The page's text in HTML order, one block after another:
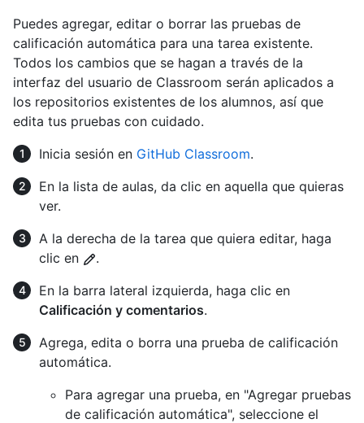
Puedes agregar, editar o borrar las pruebas de
calificación automática para una tarea existente.
Todos los cambios que se hagan a través de la
interfaz del usuario de Classroom serán aplicados a
los repositorios existentes de los alumnos, así que
edita tus pruebas con cuidado.
Inicia sesión en GitHub Classroom.
En la lista de aulas, da clic en aquella que quieras
ver.
A la derecha de la tarea que quiera editar, haga
clic en
.
En la barra lateral izquierda, haga clic en
Calificación y comentarios.
Agrega, edita o borra una prueba de calificación
automática.
Para agregar una prueba, en "Agregar pruebas
de calificación automática", seleccione el